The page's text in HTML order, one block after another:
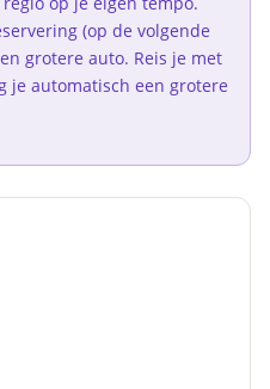
(op de volgende
grotere auto. Reis je met
je automatisch een grotere